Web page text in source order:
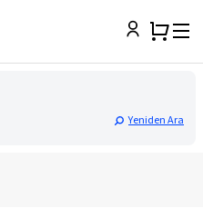
Yeniden Ara